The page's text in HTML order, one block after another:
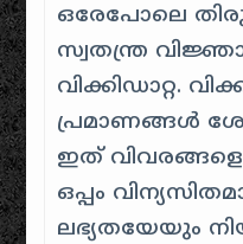
ഒരേപോലെ
സ്വതന്ത്ര
വിക്കിഡാറ്റ.
പ്രമാണങ്ങൾ
ഇത്
ഒപ്പം
ലഭ്യതയേയും